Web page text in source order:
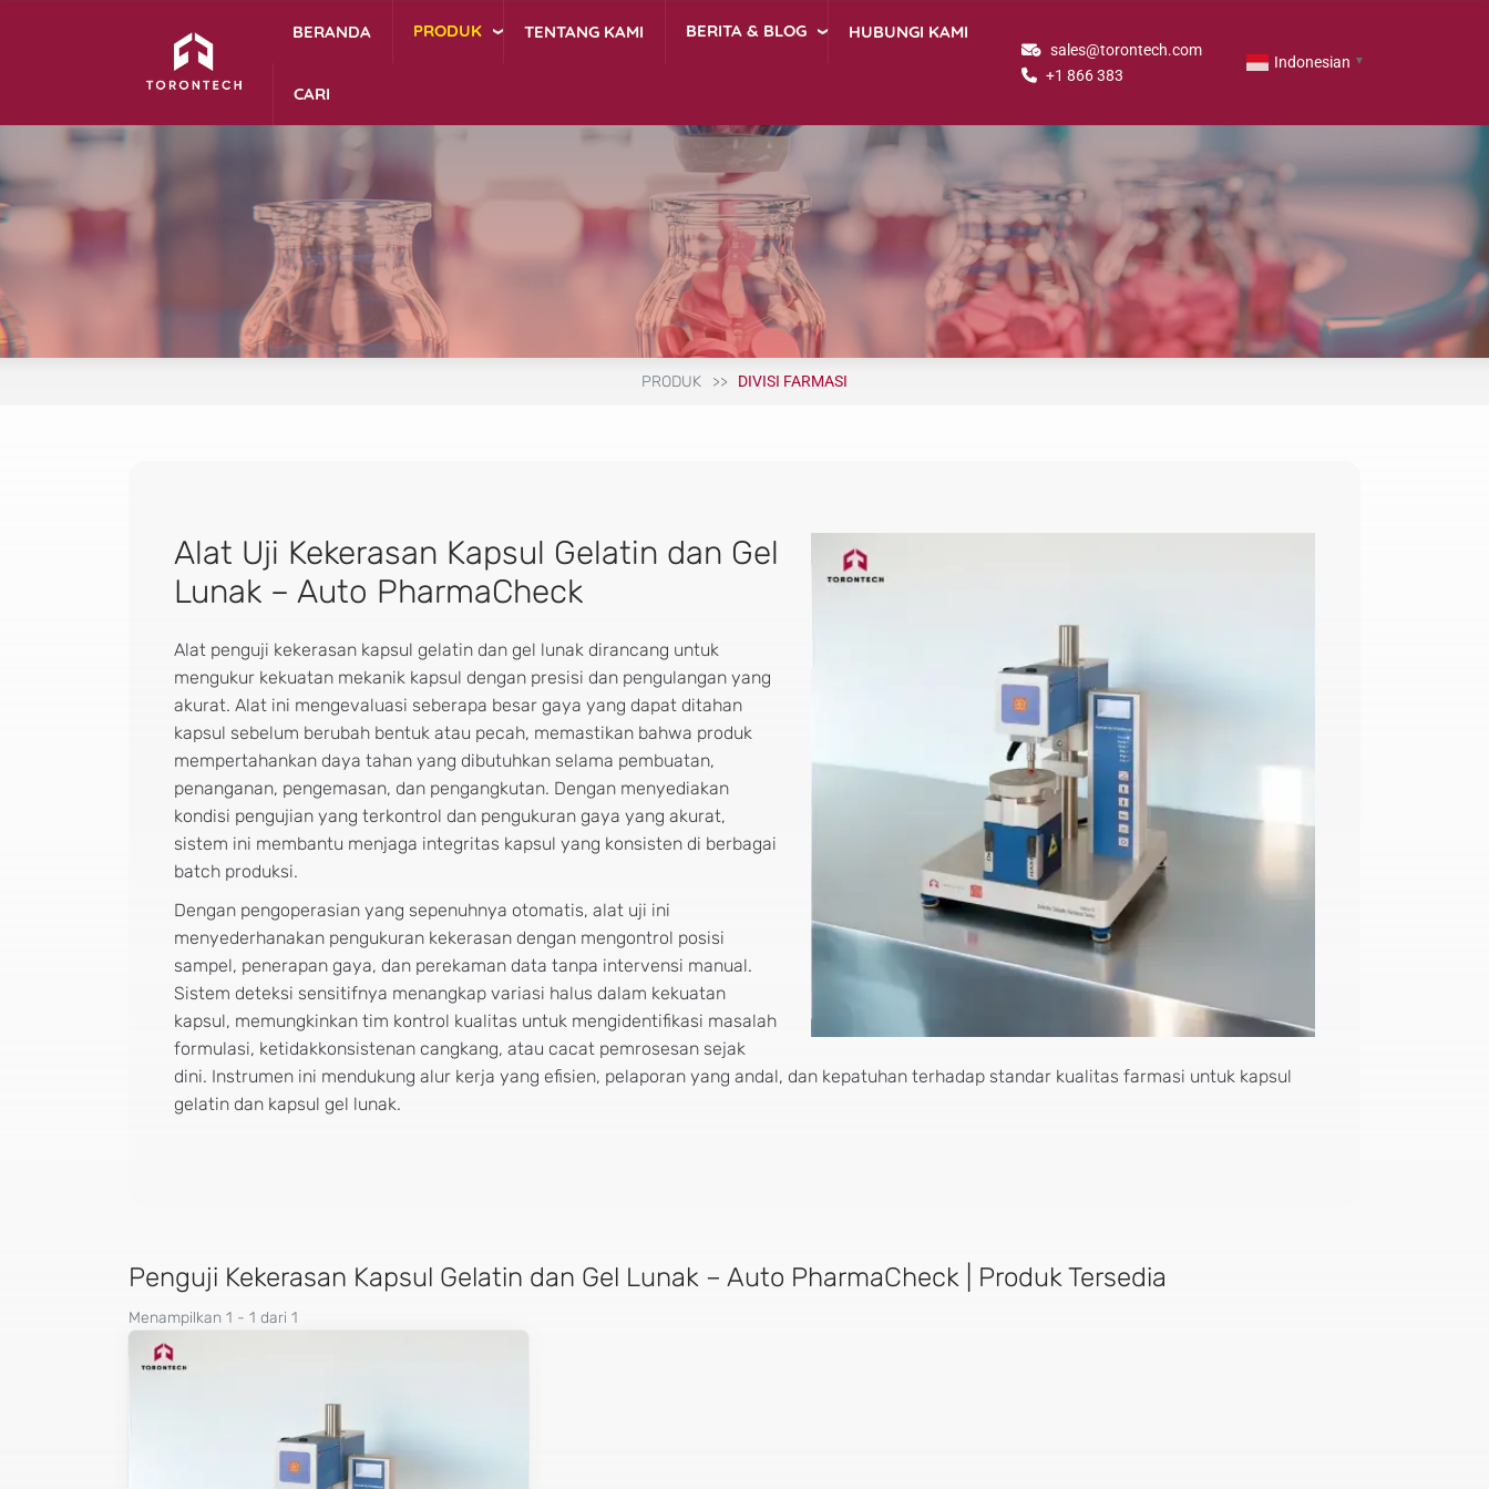
BERANDA PRODUK TENTANG KAMI BERITA & BLOG HUBUNGI KAMI
CARI
sales@torontech.com
+1 866 383
Indonesian ▼
PRODUK DIVISI FARMASI
Alat Uji Kekerasan Kapsul Gelatin dan Gel
Lunak – Auto PharmaCheck
Alat penguji kekerasan kapsul gelatin dan gel lunak dirancang untuk
mengukur kekuatan mekanik kapsul dengan presisi dan pengulangan yang
akurat. Alat ini mengevaluasi seberapa besar gaya yang dapat ditahan
kapsul sebelum berubah bentuk atau pecah, memastikan bahwa produk
mempertahankan daya tahan yang dibutuhkan selama pembuatan,
penanganan, pengemasan, dan pengangkutan. Dengan menyediakan
kondisi pengujian yang terkontrol dan pengukuran gaya yang akurat,
sistem ini membantu menjaga integritas kapsul yang konsisten di berbagai
batch produksi.
Dengan pengoperasian yang sepenuhnya otomatis, alat uji ini
menyederhanakan pengukuran kekerasan dengan mengontrol posisi
sampel, penerapan gaya, dan perekaman data tanpa intervensi manual.
Sistem deteksi sensitifnya menangkap variasi halus dalam kekuatan
kapsul, memungkinkan tim kontrol kualitas untuk mengidentifikasi masalah
formulasi, ketidakkonsistenan cangkang, atau cacat pemrosesan sejak
dini. Instrumen ini mendukung alur kerja yang efisien, pelaporan yang andal, dan kepatuhan terhadap standar kualitas farmasi untuk kapsul
gelatin dan kapsul gel lunak.
Penguji Kekerasan Kapsul Gelatin dan Gel Lunak – Auto PharmaCheck | Produk Tersedia
Menampilkan 1 - 1 dari 1